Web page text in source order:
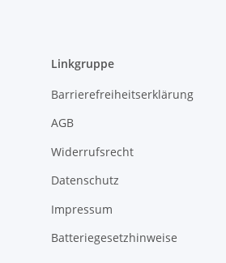
Linkgruppe
Barrierefreiheitserklärung
AGB
Widerrufsrecht
Datenschutz
Impressum
Batteriegesetzhinweise